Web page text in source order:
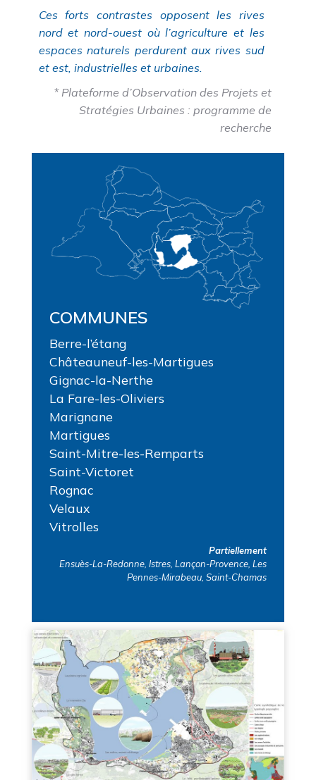
Ces forts contrastes opposent les rives
nord et nord-ouest où l’agriculture et les
espaces naturels perdurent aux rives sud
et est, industrielles et urbaines.
* Plateforme d’Observation des Projets et
Stratégies Urbaines : programme de
recherche
COMMUNES
Berre-l’étang
Châteauneuf-les-Martigues
Gignac-la-Nerthe
La Fare-les-Oliviers
Marignane
Martigues
Saint-Mitre-les-Remparts
Saint-Victoret
Rognac
Velaux
Vitrolles
Partiellement
Ensuès-La-Redonne, Istres, Lançon-Provence, Les
Pennes-Mirabeau, Saint-Chamas